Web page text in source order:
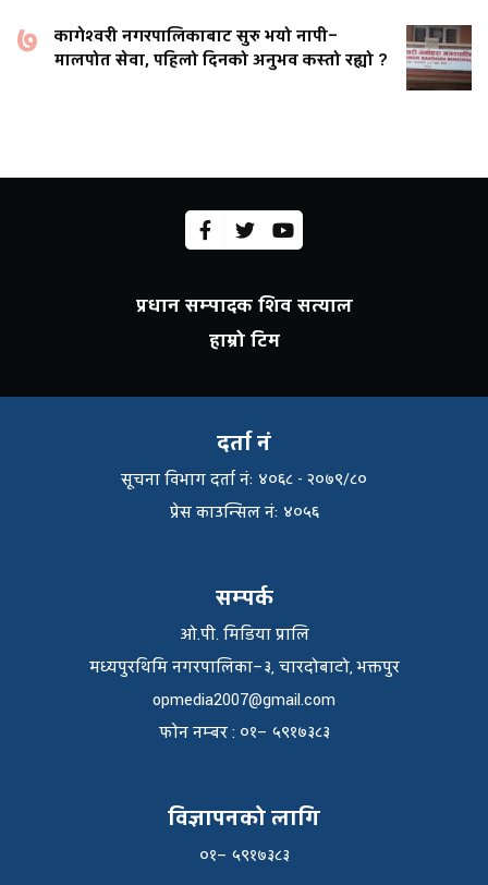
७
कागेश्वरी नगरपालिकाबाट सुरु भयो नापी–
मालपोत सेवा, पहिलो दिनको अनुभव कस्तो रह्यो ?
प्रधान सम्पादक शिव सत्याल
हाम्रो टिम
दर्ता नं
सूचना विभाग दर्ता नंः ४०६८ - २०७९/८०
प्रेस काउन्सिल नंः ४०५६
सम्पर्क
ओ.पी. मिडिया प्रालि
मध्यपुरथिमि नगरपालिका–३, चारदोबाटो, भक्तपुर
opmedia2007@gmail.com
फाेन नम्बर : ०१– ५९१७३८३
विज्ञापनको लागि
०१– ५९१७३८३